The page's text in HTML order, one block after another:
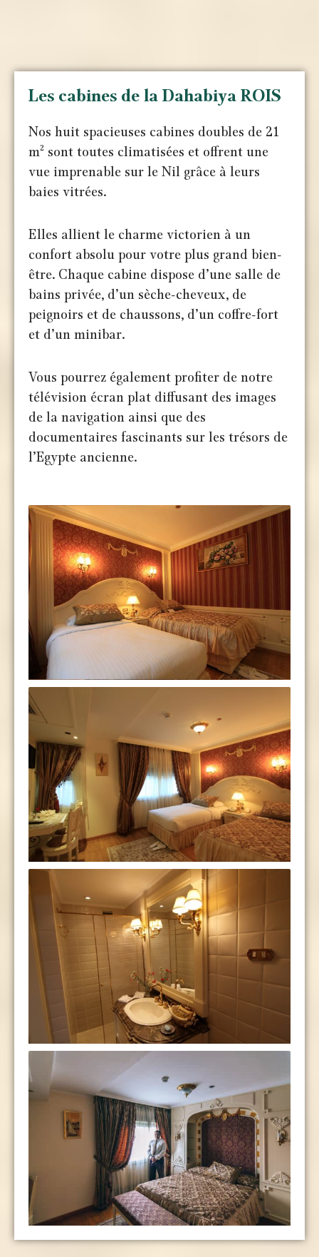
Les cabines de la Dahabiya ROIS
Nos huit spacieuses cabines doubles de 21
m² sont toutes climatisées et offrent une
vue imprenable sur le Nil grâce à leurs
baies vitrées.
Elles allient le charme victorien à un
confort absolu pour votre plus grand bien-
être. Chaque cabine dispose d’une salle de
bains privée, d’un sèche-cheveux, de
peignoirs et de chaussons, d’un coffre-fort
et d’un minibar.
Vous pourrez également profiter de notre
télévision écran plat diffusant des images
de la navigation ainsi que des
documentaires fascinants sur les trésors de
l’Egypte ancienne.